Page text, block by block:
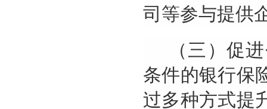
司等参与提供
（三）促
条件的银行保
过多种方式提